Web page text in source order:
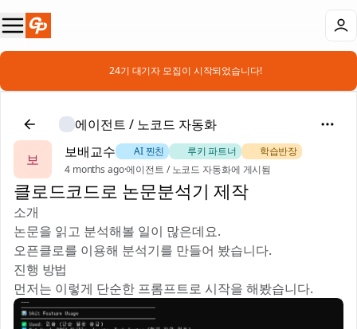
📣 24기 대기자 모집이 시작되었습니다!
에이전트 / 노코드 자동화
보
보배교수 🐶 AI 찐친 🎻 루키 파트너
📚 학습반장
4 months ago·에이전트 / 노코드 자동화에 게시됨
클로드코드로 논문분석기 제작
소개
논문을 읽고 분석해볼 일이 많은데요.
오픈클로를 이용해 분석기를 만들어 봤습니다.
진행 방법
먼저는 이렇게 단순한 프롬프트로 시작을 해봤습니다.